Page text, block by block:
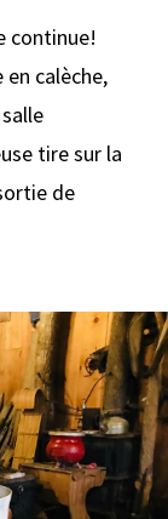
continue!
calèche,
tire sur la
de